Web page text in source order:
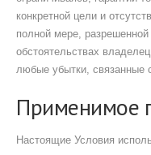
конкретной цели и
полной мере,
обстоятельствах
любые убытки, связанные
Применимое
Настоящие Условия